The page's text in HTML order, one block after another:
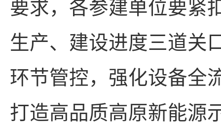
要求，各参建单位要紧
生产、建设进度三道关
环节管控，强化设备全
打造高品质高原新能源